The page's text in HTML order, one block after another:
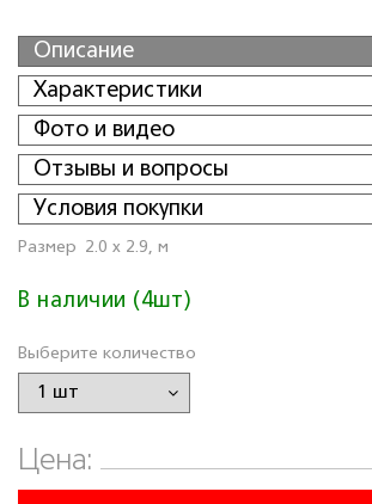
Описание
Характеристики
Фото и видео
Отзывы и вопросы
Условия покупки
Размер 2.0 x 2.9, м
В наличии (4шт)
Выберите количество
Цена: